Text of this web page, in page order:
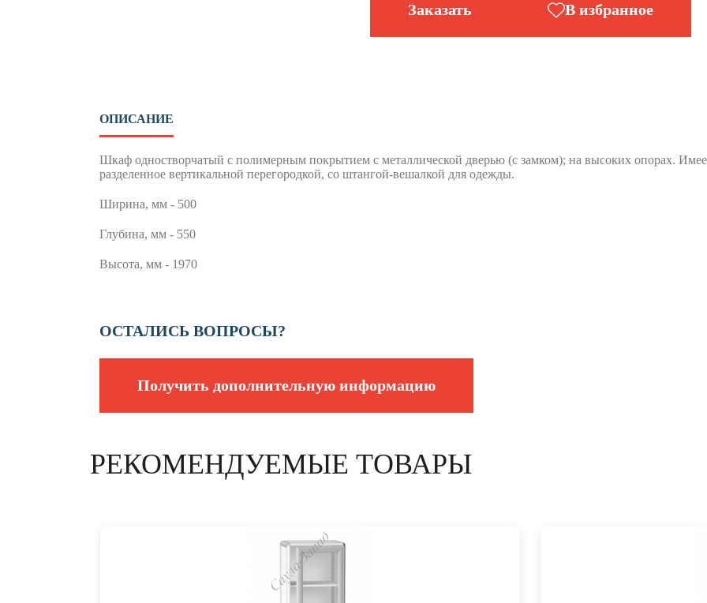
Заказать В избранное
ОПИСАНИЕ
Шкаф одностворчатый с полимерным покрытием с металлической дверью (с замком); на высоких опорах.
разделенное вертикальной перегородкой, со штангой-вешалкой для одежды.
Ширина, мм - 500
Глубина, мм - 550
Высота, мм - 1970
ОСТАЛИСЬ ВОПРОСЫ?
Получить дополнительную информацию
РЕКОМЕНДУЕМЫЕ ТОВАРЫ